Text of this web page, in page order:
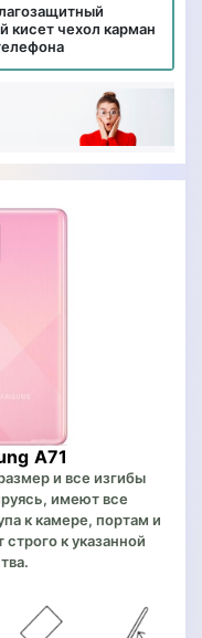
кисет чехол карман
A71
и все изгибы
имеют все
к камере, портам и
к указанной